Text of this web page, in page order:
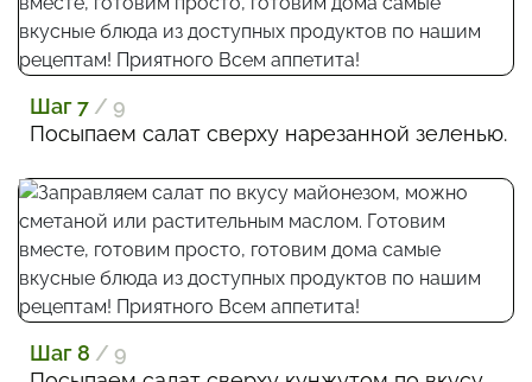
Шаг 7 / 9
Посыпаем салат сверху нарезанной зеленью.
Шаг 8 / 9